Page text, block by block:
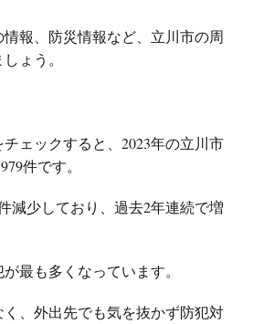
報、防災情報など、立川市の周
ょう。
ェックすると、2023年の立川市
件です。
減少しており、過去2年連続で増
最も多くなっています。
、外出先でも気を抜かず防犯対